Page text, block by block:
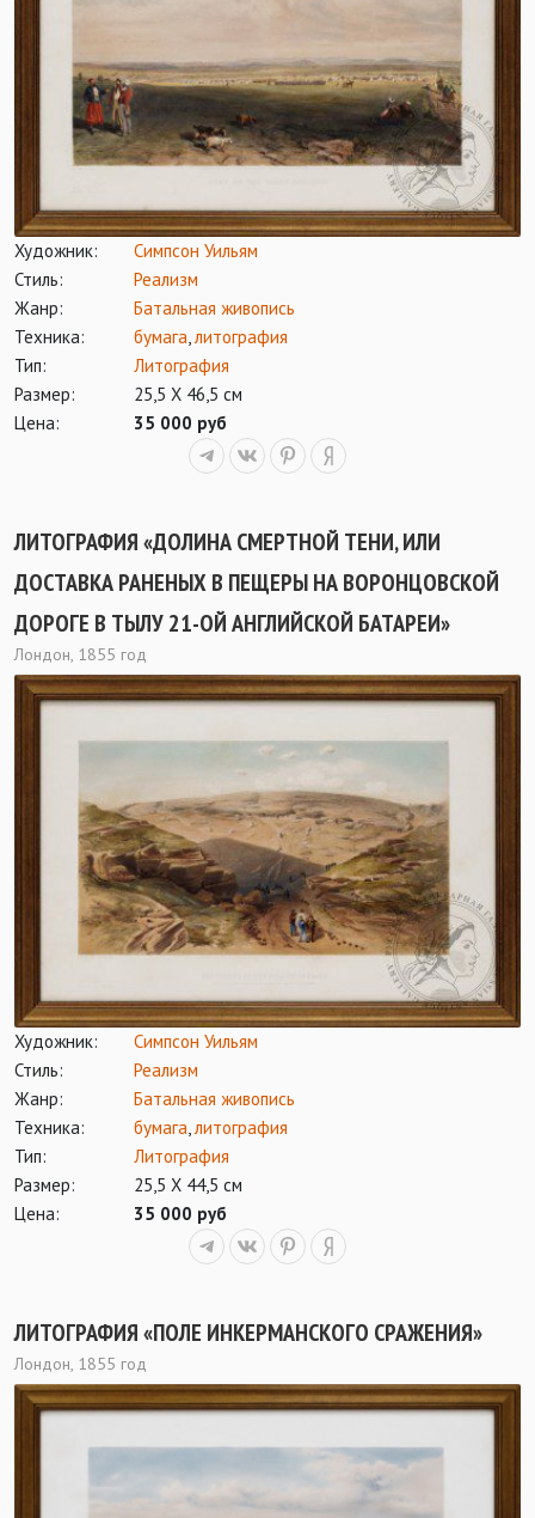
Художник:
Симпсон Уильям
Стиль:
Реализм
Жанр:
Батальная живопись
Техника:
бумага,литография
Тип:
Литография
Размер:
25,5 Х 46,5 см
Цена:
35 000 руб
ЛИТОГРАФИЯ «ДОЛИНА СМЕРТНОЙ ТЕНИ, ИЛИ
ДОСТАВКА РАНЕНЫХ В ПЕЩЕРЫ НА ВОРОНЦОВСКОЙ
ДОРОГЕ В ТЫЛУ 21-ОЙ АНГЛИЙСКОЙ БАТАРЕИ»
Лондон, 1855 год
Художник:
Симпсон Уильям
Стиль:
Реализм
Жанр:
Батальная живопись
Техника:
бумага,литография
Тип:
Литография
Размер:
25,5 Х 44,5 см
Цена:
35 000 руб
ЛИТОГРАФИЯ «ПОЛЕ ИНКЕРМАНСКОГО СРАЖЕНИЯ»
Лондон, 1855 год